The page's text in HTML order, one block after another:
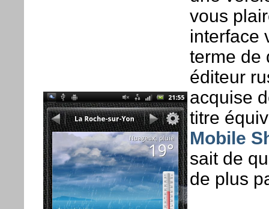
vous
interface
terme de
éditeur
acquise
titre
Mobile
sait de
de plus